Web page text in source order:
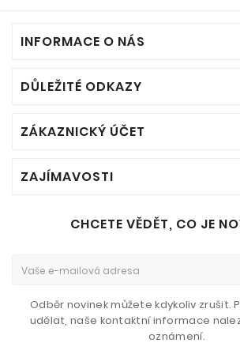
INFORMACE O NÁS
DŮLEŽITÉ ODKAZY
ZÁKAZNICKÝ ÚČET
ZAJÍMAVOSTI
CHCETE VĚDĚT, CO JE
Odběr novinek můžete kdykoliv zrušit.
udělat, naše kontaktní informace
oznámení.